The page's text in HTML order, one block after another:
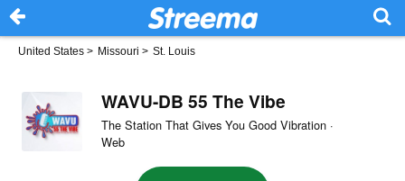
United States > Missouri > St. Louis
WAVU-DB 55 The Vibe
The Station That Gives You Good Vibration ·
Web